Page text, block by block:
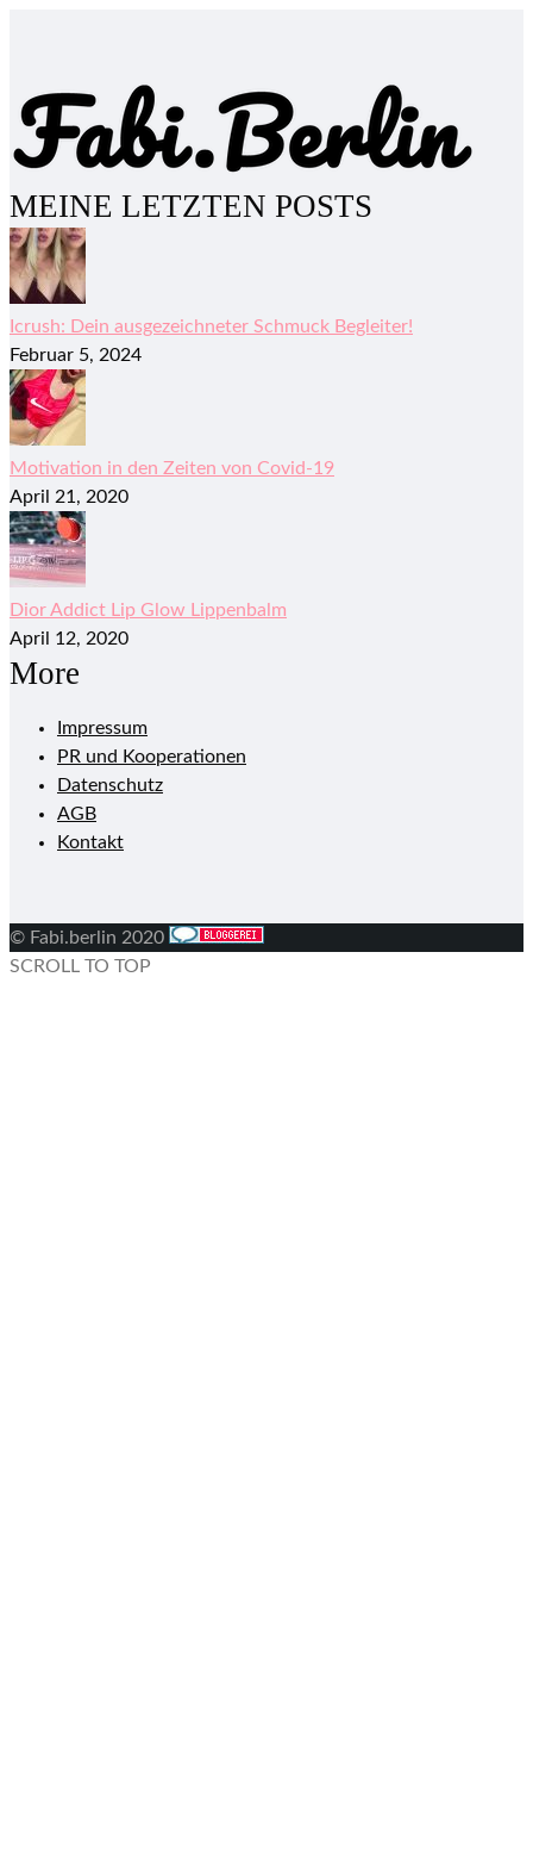
MEINE LETZTEN POSTS
Icrush: Dein ausgezeichneter Schmuck Begleiter!
Februar 5, 2024
Motivation in den Zeiten von Covid-19
April 21, 2020
Dior Addict Lip Glow Lippenbalm
April 12, 2020
More
Impressum
PR und Kooperationen
Datenschutz
AGB
Kontakt
© Fabi.berlin 2020
SCROLL TO TOP